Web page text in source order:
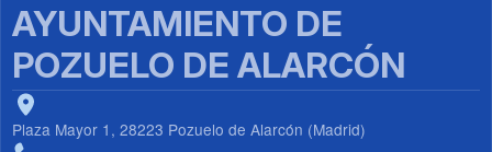
AYUNTAMIENTO DE
POZUELO DE ALARCÓN
Plaza Mayor 1, 28223 Pozuelo de Alarcón (Madrid)